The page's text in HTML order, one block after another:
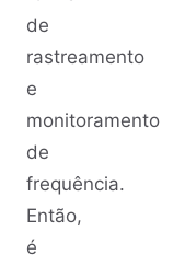
de
rastreamento
e
monitoramento
de
frequência.
Então,
é